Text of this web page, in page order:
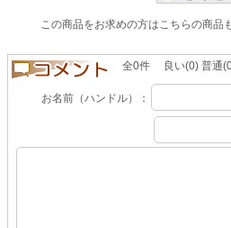
この商品をお求めの方はこちらの商品
全0件 良い(0) 普通
お名前（ハンドル）：